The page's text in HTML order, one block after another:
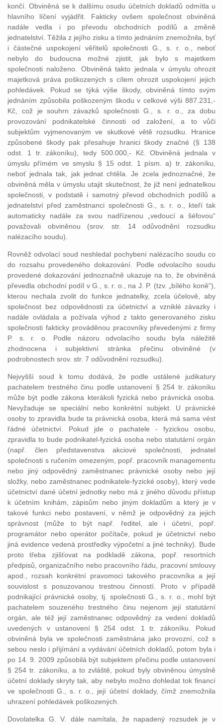
končí. Obviněná se k dalšímu osudu účetních dokladů odmítla u
hlavního líčení vyjádřit. Fakticky ovšem společnost obviněná
nadále vedla i po převodu obchodních podílů a změně
jednatelství. Těžila z jejího zisku a tímto jednáním znemožnila, byť
i částečné uspokojení věřitelů společnosti G., s. r. o., neboť
nebylo do budoucna možné zjistit, jak bylo s majetkem
společnosti naloženo. Obviněná takto jednala v úmyslu ohrozit
majetková práva poškozených s cílem ohrozit uspokojení jejich
pohledávek. Pokud se týká výše škody, obviněná tímto svým
jednáním způsobila poškozeným škodu v celkové výši 887.231,-
Kč, což je souhrn závazků společnosti G., s. r. o., za dobu
provozování podnikatelské činnosti od založení, a to vůči
subjektům vyjmenovaným ve skutkové větě rozsudku. Hranice
způsobené škody pak přesahuje hranici škody značné (§ 138
odst. 1 tr. zákoníku), tedy 500.000,- Kč. Obviněná jednala v
úmyslu přímém ve smyslu § 15 odst. 1 písm. a) tr. zákoníku,
neboť jednala tak, jak jednat chtěla. Je zcela jednoznačné, že
obviněná měla v úmyslu utajit skutečnost, že již není jednatelkou
společnosti, v podstatě i samotný převod obchodních podílů a
jednatelství před zaměstnanci společnosti G., s. r. o., kteří tak
automaticky nadále za svou nadřízenou „vedoucí a šéfovou“
považovali obviněnou (srov. str. 14 odůvodnění rozsudku
nalézacího soudu).
Rovněž odvolací soud neshledal pochybení nalézacího soudu co
do rozsahu provedeného dokazování. Podle odvolacího soudu
provedené dokazování jednoznačně ukazuje na to, že obviněná
převedla obchodní podíl v G., s. r. o., na J. P. (tzv. „bílého koně“),
kterou nechala zvolit do funkce jednatelky, zcela účelově, aby
společnost bez odpovědnosti za účetnictví a vzniklé závazky i
nadále ovládala a požívala výhod z takto generovaného zisku
společnosti fakticky prováděnou pracovníky převedenými z firmy
P. s. r. o. Podle názoru odvolacího soudu byla náležitě
zhodnocena i subjektivní stránka přečinu obviněné (v
podrobnostech srov. str. 7 odůvodnění rozsudku).
Nejvyšší soud k tomu dodává, že podle ustálené judikatury
pachatelem trestného činu podle ustanovení § 254 tr. zákoníku
může být podle zákona kterákoli fyzická nebo právnická osoba.
Nevyžaduje se speciální nebo konkrétní subjekt. U právnické
osoby to zpravidla bude ta právnická osoba, která má sama vést
řádné účetnictví. Pokud jde o pachatele - fyzickou osobu,
zpravidla to bude podnikatel-fyzická osoba nebo statutární orgán
(např. člen představenstva akciové společnosti, jednatel
společnosti s ručením omezeným, popř. pracovník managementu
nebo jiný odpovědný zaměstnanec právnické osoby nebo její
složky, nebo zaměstnanec podnikatele-fyzické osoby), který vede
účetnictví dané účetní jednotky nebo má z jiného důvodu přístup
k účetním knihám, zápisům nebo jiným dokladům a který je v
takové funkci nebo postavení, v němž je odpovědný za jejich
správnost (může to být např. ředitel, ale i účetní, popř.
programátor nebo operátor počítače, pokud je účetnictví nebo
jiná evidence vedená prostředky výpočetní a jiné techniky). Bude
proto třeba zjišťovat na podkladě zákona, popř. resortních
předpisů, organizačního nebo pracovního řádu, pracovní smlouvy
apod., rozsah konkrétní pravomoci takového pracovníka a její
souvislost s posuzovanou trestnou činností. Proto v případě
podnikající právnické osoby, tj. společnosti G., s. r. o., mohl být
pachatelem souzeného trestného činu nejenom její statutární
orgán, ale též její zaměstnanec odpovědný za vedení dokladů
uvedených v ustanovení § 254 odst. 1 tr. zákoníku. Pokud
obviněná byla ve společnosti zaměstnána jako provozní, což s
sebou neslo i přijímání a vydávání účetních dokladů, potom byla i
po 14. 9. 2009 způsobilá být subjektem přečinu podle ustanovení
§ 254 tr. zákoníku, a to zvláště, pokud byly obviněnou úmyslně
účetní doklady skryty tak, aby nebylo možno dohledat tok financí
ve společnosti G., s. r. o., její účetní doklady, čímž znemožnila
uhrazení pohledávek poškozených.
Dovolatelka G. V. dále namítala, že napadený rozsudek je v